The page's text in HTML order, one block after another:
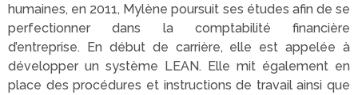
humaines, en 2011, Mylène poursuit ses études afin de se
perfectionner dans la comptabilité financière
d’entreprise. En début de carrière, elle est appelée à
développer un système LEAN. Elle mit également en
place des procédures et instructions de travail ainsi que